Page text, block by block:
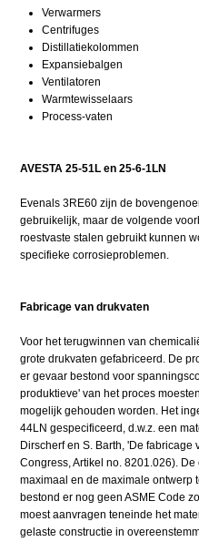
Verwarmers
Centrifuges
Distillatiekolommen
Expansiebalgen
Ventilatoren
Warmtewisselaars
Process-vaten
AVESTA 25-51L en 25-6-1LN
Evenals 3RE60 zijn de
gebruikelijk, maar de volgende
roestvaste stalen gebruikt kunnen
specifieke corrosieproblemen.
Fabricage van drukvaten
Voor het terugwinnen van
grote drukvaten gefabriceerd. De
er gevaar bestond voor
produktieve' van het proces
mogelijk gehouden worden. Het
44LN gespecificeerd, d.w.z. een
Dirscherf en S. Barth, 'De fabricage
Congress, Artikel no. 8201.026).
maximaal en de maximale ontwerp
bestond er nog geen ASME Code
moest aanvragen teneinde het
gelaste constructie in